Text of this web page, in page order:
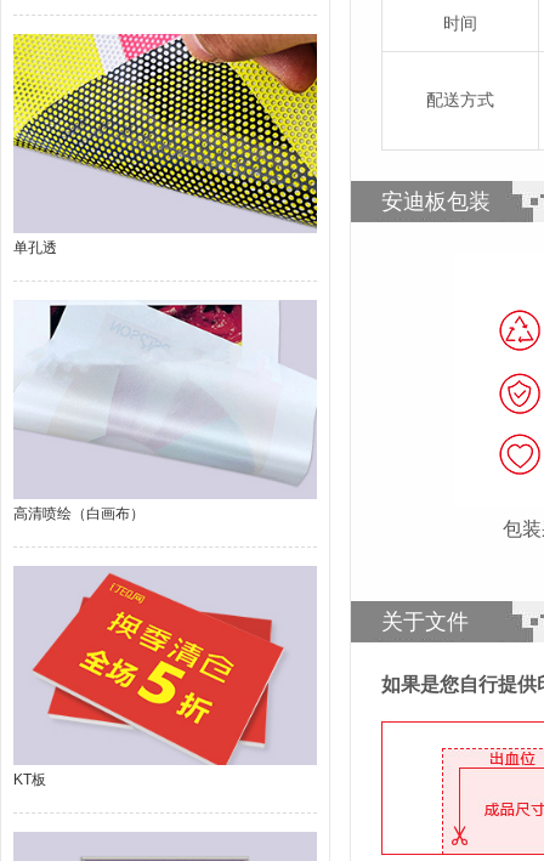
单孔透
高清喷绘（白画布）
KT板
时间
配送方式
安迪板包装
包
关于文件
如果是您自行提供